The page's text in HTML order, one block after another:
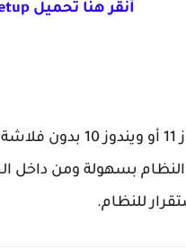
أنقر هنا تحميل WinNTSetup رابط 3
بسهولة ومن داخل
للنظام.